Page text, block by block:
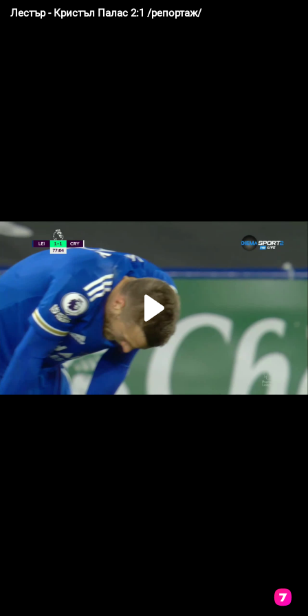
Лестър - Кристъл Палас 2:1 /репортаж/